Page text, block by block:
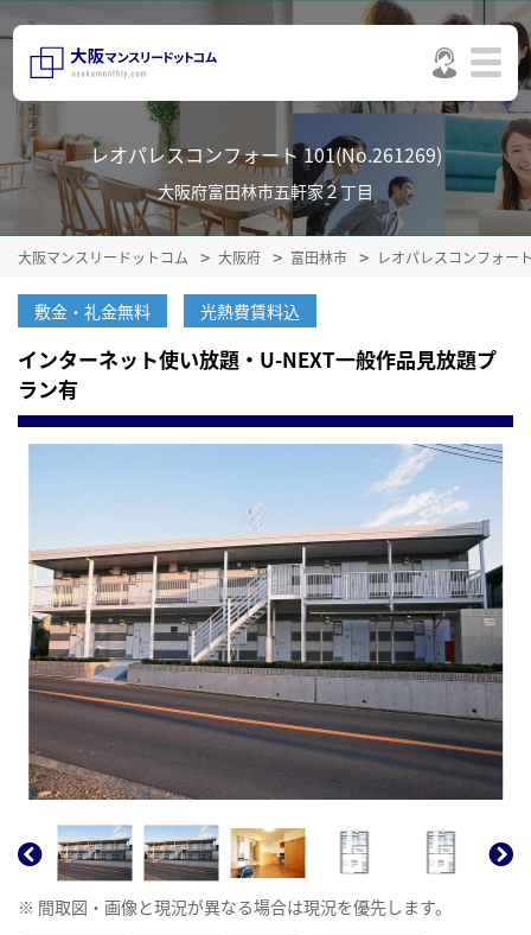
レオパレスコンフォート 101(No.261269)
大阪府富田林市五軒家２丁目
大阪マンスリードットコム 大阪府 富田林市 レオパレスコンフォー
敷金・礼金無料 光熱費賃料込
インターネット使い放題・U-NEXT一般作品見放題プ
ラン有
※ 間取図・画像と現況が異なる場合は現況を優先します。